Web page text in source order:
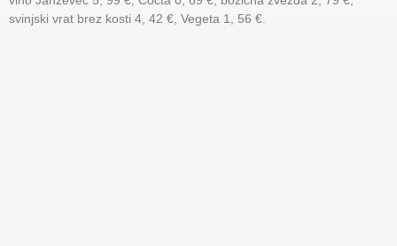
svinjski vrat brez kosti 4, 42 €, Vegeta 1, 56 €.